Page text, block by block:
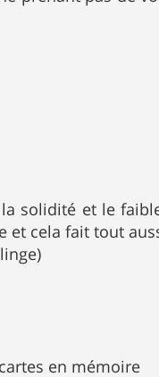
solidité et le
et cela fait tout
en mémoire